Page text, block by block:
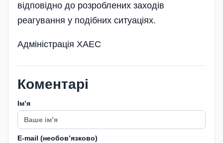
відповідно до розроблених заходів
реагування у подібних ситуаціях.
Адміністрація ХАЕС
Коментарі
Імʼя
E-mail (необовʼязково)